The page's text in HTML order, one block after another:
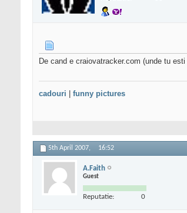
De cand e craiovatracker.com (unde tu
cadouri funny pictures
5th April 2007, 16:52
A.Faith
Guest
Reputatie: 0